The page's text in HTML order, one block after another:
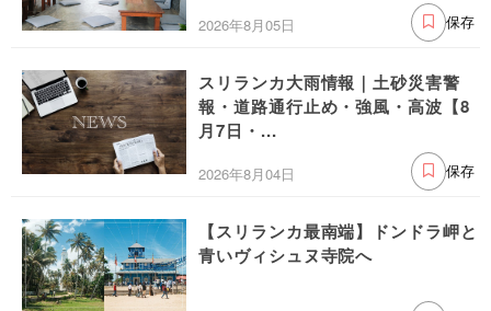
2026年8月05日 保存
スリランカ大雨情報｜土砂災害警
報・道路通行止め・強風・高波【8
月7日・...
2026年8月04日 保存
【スリランカ最南端】ドンドラ岬と
青いヴィシュヌ寺院へ